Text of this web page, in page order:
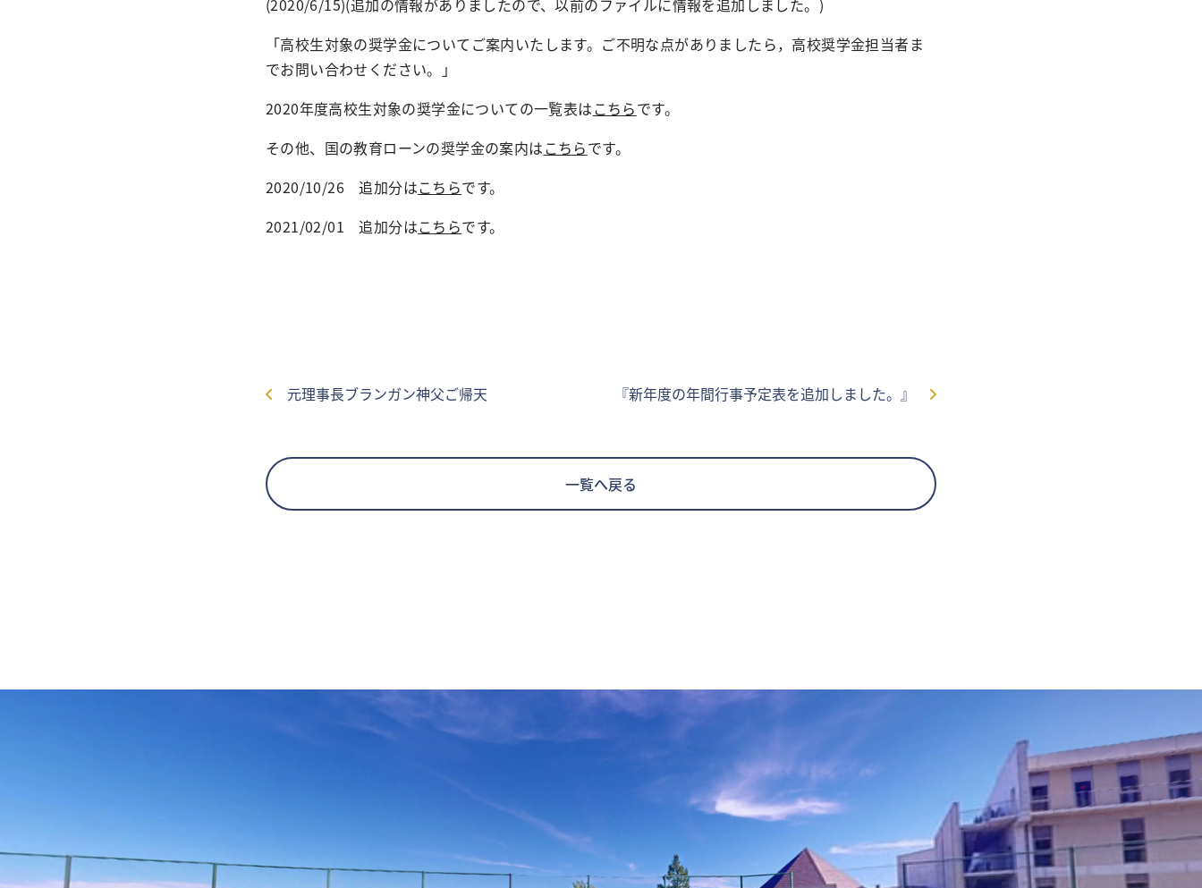
(2020/6/15)(追加の情報がありましたので、以前のファイルに情報を追加しました。)
「高校生対象の奨学金についてご案内いたします。ご不明な点がありましたら，高校奨学金担当者ま
でお問い合わせください。」
2020年度高校生対象の奨学金についての一覧表はこちらです。
その他、国の教育ローンの奨学金の案内はこちらです。
2020/10/26 追加分はこちらです。
2021/02/01 追加分はこちらです。
元理事長ブランガン神父ご帰天 『新年度の年間行事予定表を追加しました。』
一覧へ戻る